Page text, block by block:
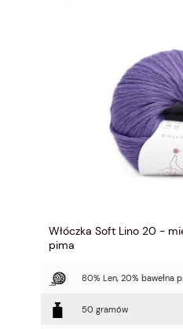
Włóczka Soft Lino 20 -
pima
80% Len, 20% bawełna
50 gramów